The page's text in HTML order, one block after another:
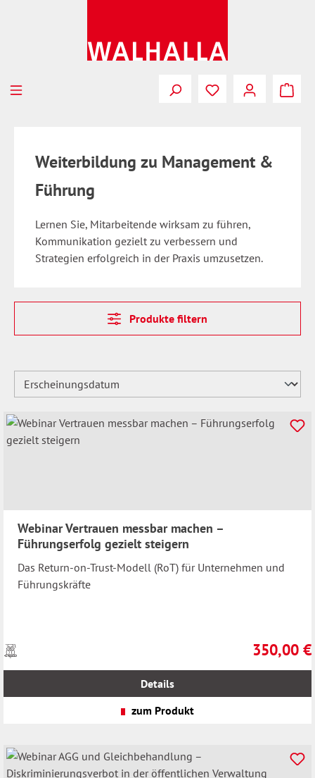
Weiterbildung zu Management &
Führung
Lernen Sie, Mitarbeitende wirksam zu führen,
Kommunikation gezielt zu verbessern und
Strategien erfolgreich in der Praxis umzusetzen.
Produkte filtern
Webinar Vertrauen messbar machen –
Führungserfolg gezielt steigern
Das Return-on-Trust-Modell (RoT) für Unternehmen und
Führungskräfte
Regulärer
350,00 €
Preise
inkl.
Details
zum Produkt